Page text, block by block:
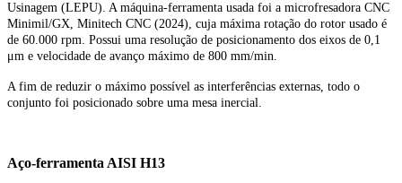
Usinagem (LEPU). A máquina-ferramenta usada foi a microfresadora CNC
Minimil/GX, Minitech CNC (2024), cuja máxima rotação do rotor usado é
de 60.000 rpm. Possui uma resolução de posicionamento dos eixos de 0,1
μm e velocidade de avanço máximo de 800 mm/min.
A fim de reduzir o máximo possível as interferências externas, todo o
conjunto foi posicionado sobre uma mesa inercial.
Aço-ferramenta AISI H13